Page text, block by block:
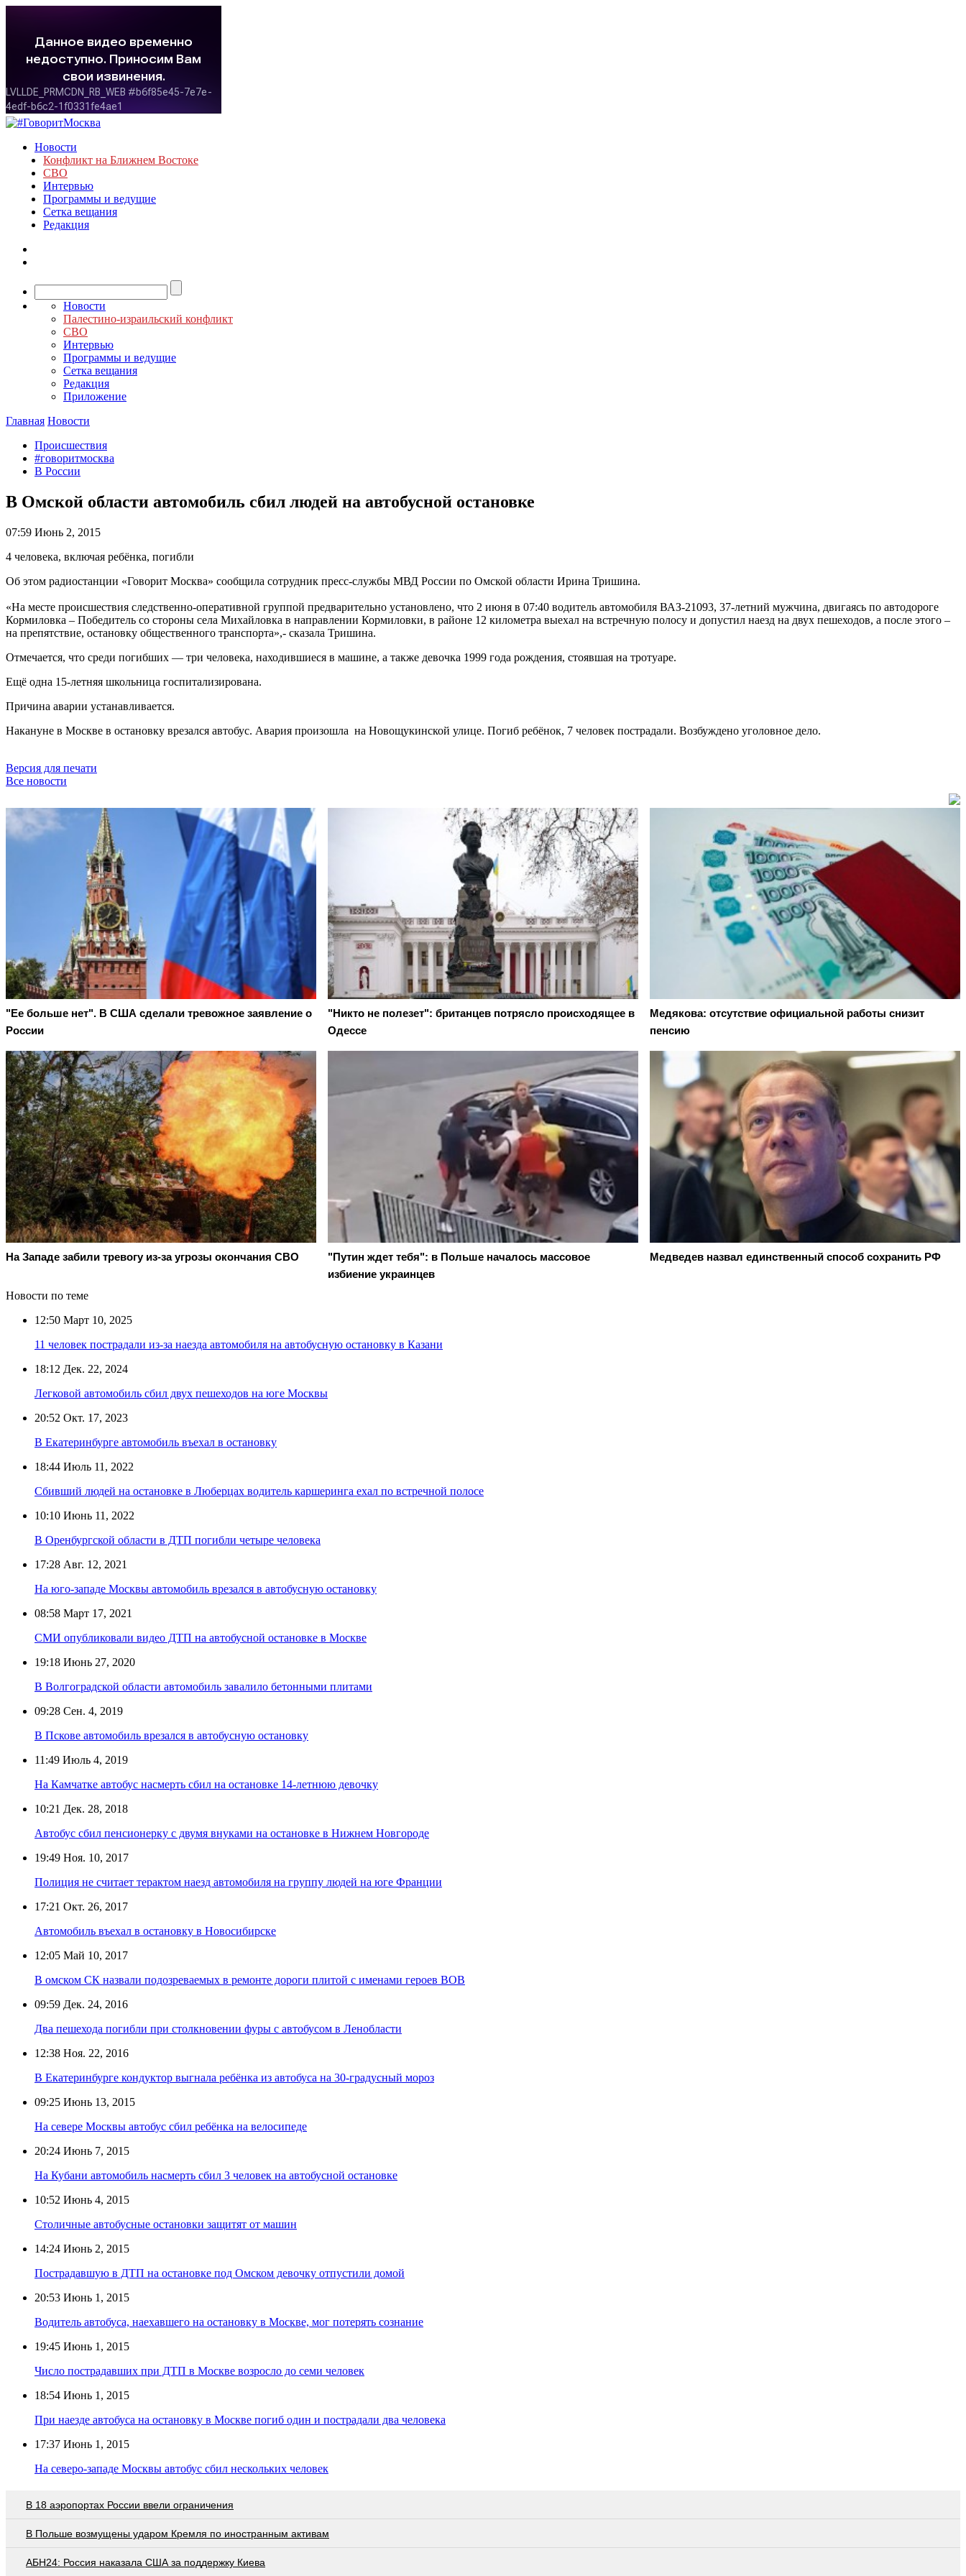
Новости
Конфликт на Ближнем Востоке
СВО
Интервью
Программы и ведущие
Сетка вещания
Редакция
Новости
Палестино-израильский конфликт
СВО
Интервью
Программы и ведущие
Сетка вещания
Редакция
Приложение
Главная Новости
Происшествия
#говоритмосква
В России
В Омской области автомобиль сбил людей на автобусной остановке
07:59 Июнь 2, 2015
4 человека, включая ребёнка, погибли
Об этом радиостанции «Говорит Москва» сообщила сотрудник пресс-службы МВД России по Омской области Ирина Тришина.
«На месте происшествия следственно-оперативной группой предварительно установлено, что 2 июня в 07:40 водитель автомобиля ВАЗ-21093, 37-летний мужчина, двигаясь по автодороге
Кормиловка – Победитель со стороны села Михайловка в направлении Кормиловки, в районе 12 километра выехал на встречную полосу и допустил наезд на двух пешеходов, а после этого –
на препятствие, остановку общественного транспорта»,- сказала Тришина.
Отмечается, что среди погибших — три человека, находившиеся в машине, а также девочка 1999 года рождения, стоявшая на тротуаре.
Ещё одна 15-летняя школьница госпитализирована.
Причина аварии устанавливается.
Накануне в Москве в остановку врезался автобус. Авария произошла на Новощукинской улице. Погиб ребёнок, 7 человек пострадали. Возбуждено уголовное дело.
Версия для печати
Все новости
"Ее больше нет". В США сделали тревожное заявление о
России
"Никто не полезет": британцев потрясло происходящее в
Одессе
Медякова: отсутствие официальной работы снизит
пенсию
На Западе забили тревогу из-за угрозы окончания СВО
"Путин ждет тебя": в Польше началось массовое
избиение украинцев
Медведев назвал единственный способ сохранить РФ
Новости по теме
12:50 Март 10, 2025
11 человек пострадали из-за наезда автомобиля на автобусную остановку в Казани
18:12 Дек. 22, 2024
Легковой автомобиль сбил двух пешеходов на юге Москвы
20:52 Окт. 17, 2023
В Екатеринбурге автомобиль въехал в остановку
18:44 Июль 11, 2022
Сбивший людей на остановке в Люберцах водитель каршеринга ехал по встречной полосе
10:10 Июнь 11, 2022
В Оренбургской области в ДТП погибли четыре человека
17:28 Авг. 12, 2021
На юго-западе Москвы автомобиль врезался в автобусную остановку
08:58 Март 17, 2021
СМИ опубликовали видео ДТП на автобусной остановке в Москве
19:18 Июнь 27, 2020
В Волгоградской области автомобиль завалило бетонными плитами
09:28 Сен. 4, 2019
В Пскове автомобиль врезался в автобусную остановку
11:49 Июль 4, 2019
На Камчатке автобус насмерть сбил на остановке 14-летнюю девочку
10:21 Дек. 28, 2018
Автобус сбил пенсионерку с двумя внуками на остановке в Нижнем Новгороде
19:49 Ноя. 10, 2017
Полиция не считает терактом наезд автомобиля на группу людей на юге Франции
17:21 Окт. 26, 2017
Автомобиль въехал в остановку в Новосибирске
12:05 Май 10, 2017
В омском СК назвали подозреваемых в ремонте дороги плитой с именами героев ВОВ
09:59 Дек. 24, 2016
Два пешехода погибли при столкновении фуры с автобусом в Ленобласти
12:38 Ноя. 22, 2016
В Екатеринбурге кондуктор выгнала ребёнка из автобуса на 30-градусный мороз
09:25 Июнь 13, 2015
На севере Москвы автобус сбил ребёнка на велосипеде
20:24 Июнь 7, 2015
На Кубани автомобиль насмерть сбил 3 человек на автобусной остановке
10:52 Июнь 4, 2015
Столичные автобусные остановки защитят от машин
14:24 Июнь 2, 2015
Пострадавшую в ДТП на остановке под Омском девочку отпустили домой
20:53 Июнь 1, 2015
Водитель автобуса, наехавшего на остановку в Москве, мог потерять сознание
19:45 Июнь 1, 2015
Число пострадавших при ДТП в Москве возросло до семи человек
18:54 Июнь 1, 2015
При наезде автобуса на остановку в Москве погиб один и пострадали два человека
17:37 Июнь 1, 2015
На северо-западе Москвы автобус сбил нескольких человек
В 18 аэропортах России ввели ограничения
В Польше возмущены ударом Кремля по иностранным активам
АБН24: Россия наказала США за поддержку Киева